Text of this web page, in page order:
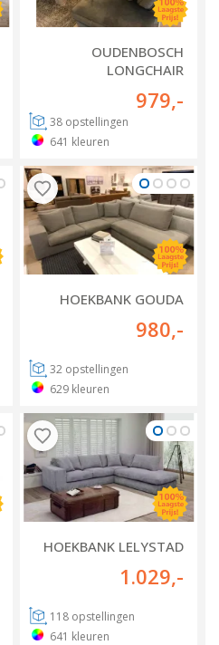
OUDENBOSCH
LONGCHAIR
979,-
38 opstellingen
641 kleuren
HOEKBANK GOUDA
980,-
32 opstellingen
629 kleuren
HOEKBANK LELYSTAD
1.029,-
118 opstellingen
641 kleuren